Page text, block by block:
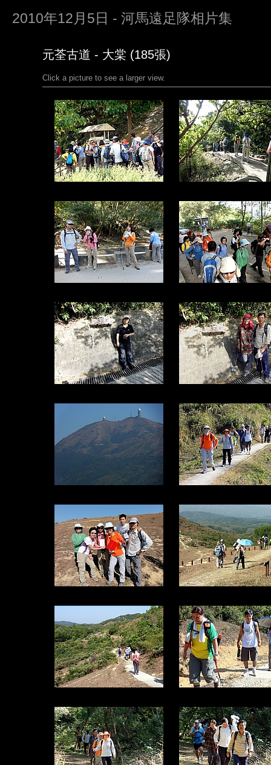
2010年12月5日 - 河馬遠足隊相片集
元荃古道 - 大棠 (185張)
Click a picture to see a larger view.